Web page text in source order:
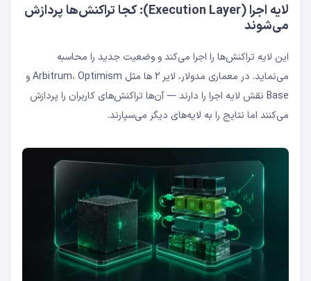
لایه اجرا (Execution Layer): کجا تراکنش‌ها پردازش
می‌شوند
این لایه تراکنش‌ها را اجرا می‌کند و وضعیت جدید را محاسبه
می‌نماید. در معماری مدولار، لایر ۲ ها مثل Arbitrum، Optimism و
Base نقش لایه اجرا را دارند — آن‌ها تراکنش‌های کاربران را پردازش
می‌کنند اما نتایج را به لایه‌های دیگر می‌سپارند.